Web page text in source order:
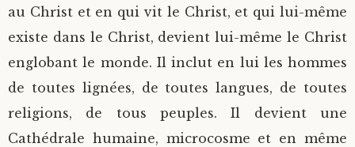
au Christ et en qui vit le Christ, et qui lui-même
existe dans le Christ, devient lui-même le Christ
englobant le monde. Il inclut en lui les hommes
de toutes lignées, de toutes langues, de toutes
religions, de tous peuples. Il devient une
Cathédrale humaine, microcosme et en même